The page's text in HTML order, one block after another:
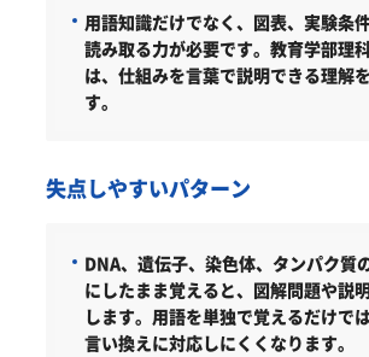
用語知識だけでなく、図表、実験条
読み取る力が必要です。教育学部理
は、仕組みを言葉で説明できる理解
す。
失点しやすいパターン
DNA、遺伝子、染色体、タンパク質
にしたまま覚えると、図解問題や説
します。用語を単独で覚えるだけで
言い換えに対応しにくくなります。